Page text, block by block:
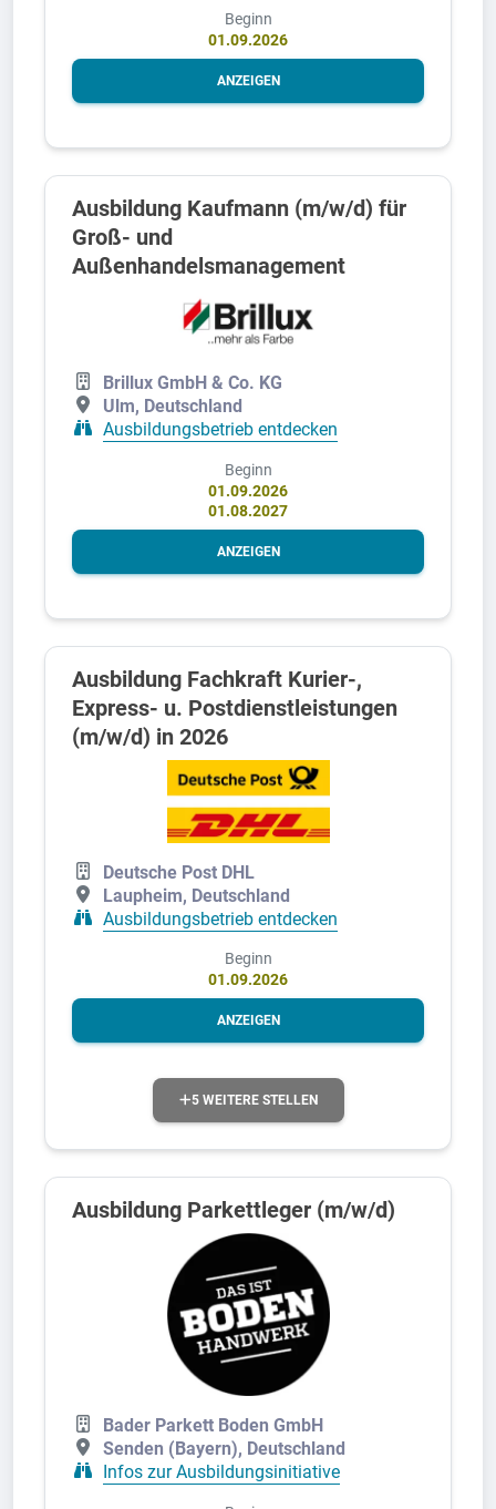
Beginn
01.09.2026
ANZEIGEN
Ausbildung Kaufmann (m/w/d) für
Groß- und
Außenhandelsmanagement
Brillux GmbH & Co. KG
Ulm, Deutschland
Ausbildungsbetrieb entdecken
Beginn
01.09.2026
01.08.2027
ANZEIGEN
Ausbildung Fachkraft Kurier-,
Express- u. Postdienstleistungen
(m/w/d) in 2026
Deutsche Post DHL
Laupheim, Deutschland
Ausbildungsbetrieb entdecken
Beginn
01.09.2026
ANZEIGEN
5 WEITERE STELLEN
Ausbildung Parkettleger (m/w/d)
Bader Parkett Boden GmbH
Senden (Bayern), Deutschland
Infos zur Ausbildungsinitiative